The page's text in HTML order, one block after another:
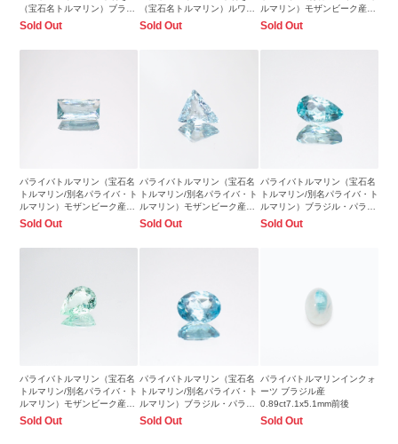
（宝石名トルマリン）ブラジ
ル産 1.31ct 識別済
Sold Out
（宝石名トルマリン）ルワン
ダ産 1.43ct 識別済
Sold Out
ルマリン）モザンビーク産
1.02ct 識別済7.8x4.2mm前後
Sold Out
パライバトルマリン（宝石名
トルマリン/別名パライバ・ト
ルマリン）モザンビーク産
0.77ct 識別済8.1x4.0mm前後
Sold Out
パライバトルマリン（宝石名
トルマリン/別名パライバ・ト
ルマリン）モザンビーク産
0.79ct 識別済7.4x6.7mm前後
Sold Out
パライバトルマリン（宝石名
トルマリン/別名パライバ・ト
ルマリン）ブラジル・パライ
バ州バターリャ鉱山産 0.13ct
Sold Out
パライバトルマリン（宝石名
トルマリン/別名パライバ・ト
ルマリン）モザンビーク産
0.88ct 識別済7.7x5.8mm前後
Sold Out
パライバトルマリン（宝石名
トルマリン/別名パライバ・ト
ルマリン）ブラジル・パライ
バ州産 0.13ct 識別済
Sold Out
パライバトルマリンインクォ
ーツ ブラジル産
0.89ct7.1x5.1mm前後
Sold Out